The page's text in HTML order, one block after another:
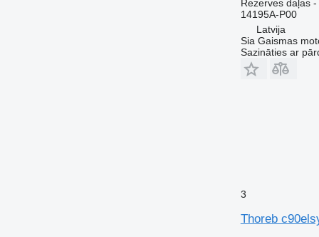
Rezerves daļas
14195A-P00
Latvija
Sia Gaismas
Sazināties ar
3
Thoreb